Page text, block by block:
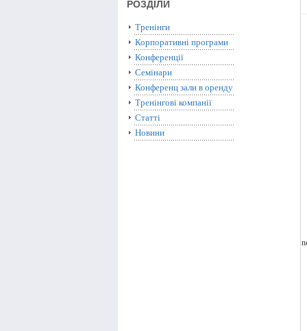
РОЗДІЛИ
Тренінги
Корпоративні програми
Конференції
Семінари
Конференц зали в оренду
Тренінгові компанії
Статті
Новини